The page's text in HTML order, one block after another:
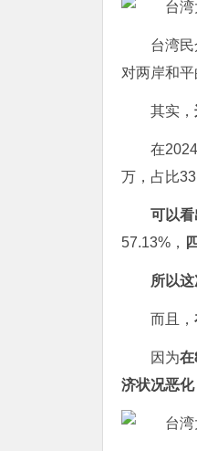
台湾
对两岸和
其实，
在
万，占比
可以看
57.13%，
所以
而且，
因为在
济状况恶化